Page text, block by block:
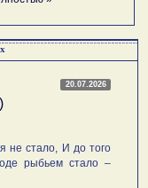
20.07.2026
не стало, И до того
рыбьем стало –